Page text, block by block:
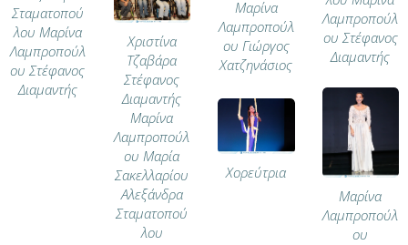
Λαμπροπούλ
ου Στέφανος
Διαμαντής
Σταματοπού
λου Μαρίνα
Λαμπροπούλ
ου Στέφανος
Διαμαντής
Μαρίνα
Λαμπροπούλ
ου Γιώργος
Χατζηνάσιος
Χριστίνα
Τζαβάρα
Στέφανος
Διαμαντής
Μαρίνα
Λαμπροπούλ
ου Μαρία
Σακελλαρίου
Αλεξάνδρα
Σταματοπού
λου
Μαρίνα
Λαμπροπούλ
ου
Χορεύτρια